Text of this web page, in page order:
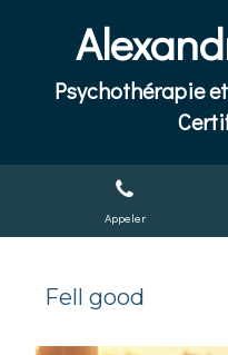
Psychothérapie
Appeler
Fell good